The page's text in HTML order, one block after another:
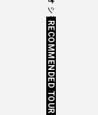
RECOMMENDED TOUR